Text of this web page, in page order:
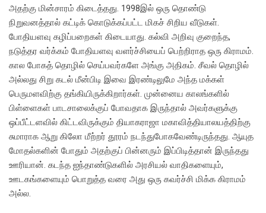
அதற்கு மின்சாரம் கிடைத்தது. 1998இல் ஒரு தொண்டு
நிறுவனத்தால் கட்டிக் கொடுக்கப்பட்ட மிகச் சிறிய வீடுகள்.
போதியளவு கழிப்பறைகள் கிடையாது. கல்வி அறிவு குறைந்த,
நடுத்தர வர்க்கம் போதியளவு வளர்ச்சியைப் பெற்றிராத ஒரு கிராமம்.
கால போகத் தொழில் செய்பவர்களே அங்கு அதிகம். சீவல் தொழில்
அல்லது சிறு கடல் மீன்பிடி இவை இரண்டிலுமே அந்த மக்கள்
பெருமளவிற்கு தங்கியிருக்கிறார்கள். முன்னைய காலங்களில்
பிள்ளைகள் பாடசாலைக்குப் போவதாக இருந்தால் அவர்களுக்கு
ஒப்பீட்டளவில் கிட்டவிருக்கும் தியாகராஜா மகாவித்தியாலயத்திற்கு
சுமாராக ஆறு கிலோ மீற்றர் தூரம் நடந்துபோகவேண்டிருந்தது. ஆயுத
மோதல்களின் போதும் அதற்குப் பின்னரும் இப்பிடித்தான் இருந்தது
ஊரியான். கடந்த ஐந்தாண்டுகளில் அரசியல் வாதிகளையும்,
ஊடகங்களையும் பொறுத்த வரை அது ஒரு கவர்ச்சி மிக்க கிராமம்
அல்ல.